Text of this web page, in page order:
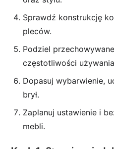
Sprawdź konstrukcję
pleców.
Podziel
częstotliwości
Dopasuj wybarwienie,
brył.
Zaplanuj ustawienie i
mebli.